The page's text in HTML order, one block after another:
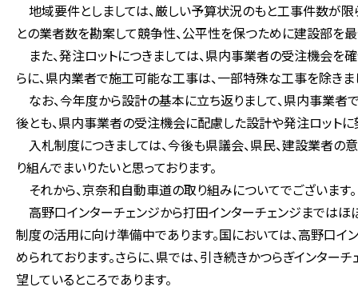
地域要件としましては、厳しい予算状況のもと工事件数が
との業者数を勘案して競争性、公平性を保つために建設部を
また、発注ロットにつきましては、県内事業者の受注機会を
らに、県内業者で施工可能な工事は、一部特殊な工事を除き
なお、今年度から設計の基本に立ち返りまして、県内事業者
後とも、県内事業者の受注機会に配慮した設計や発注ロットに
入札制度につきましては、今後も県議会、県民、建設業者の
り組んでまいりたいと思っております。
それから、京奈和自動車道の取り組みについてでございます。
高野口インターチェンジから打田インターチェンジまでは
制度の活用に向け準備中であります。国においては、高野口
められております。さらに、県では、引き続きかつらぎインタ
望しているところであります。